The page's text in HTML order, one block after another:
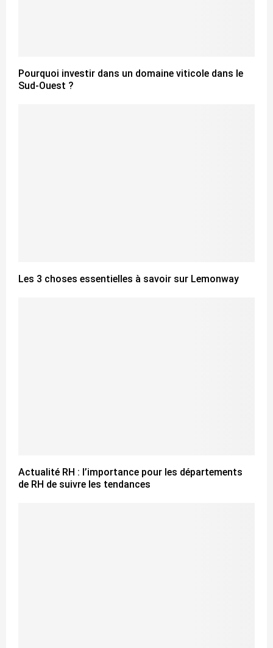
Pourquoi investir dans un domaine viticole dans le
Sud-Ouest ?
Les 3 choses essentielles à savoir sur Lemonway
Actualité RH : l’importance pour les départements
de RH de suivre les tendances